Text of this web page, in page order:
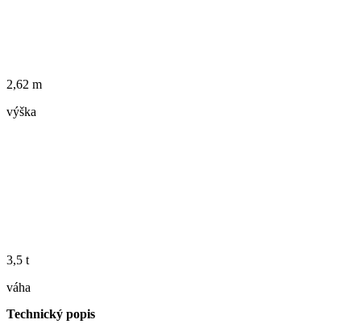
2,62 m
výška
3,5 t
váha
Technický popis